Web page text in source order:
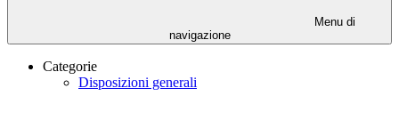
Menu di
navigazione
Categorie
Disposizioni generali